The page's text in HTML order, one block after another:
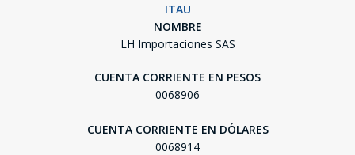
ITAU
NOMBRE
LH Importaciones SAS
CUENTA CORRIENTE EN PESOS
0068906
CUENTA CORRIENTE EN DÓLARES
0068914